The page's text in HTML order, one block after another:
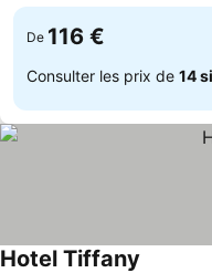
De 116 €
Consulter les prix de 14
Hotel Tiffany